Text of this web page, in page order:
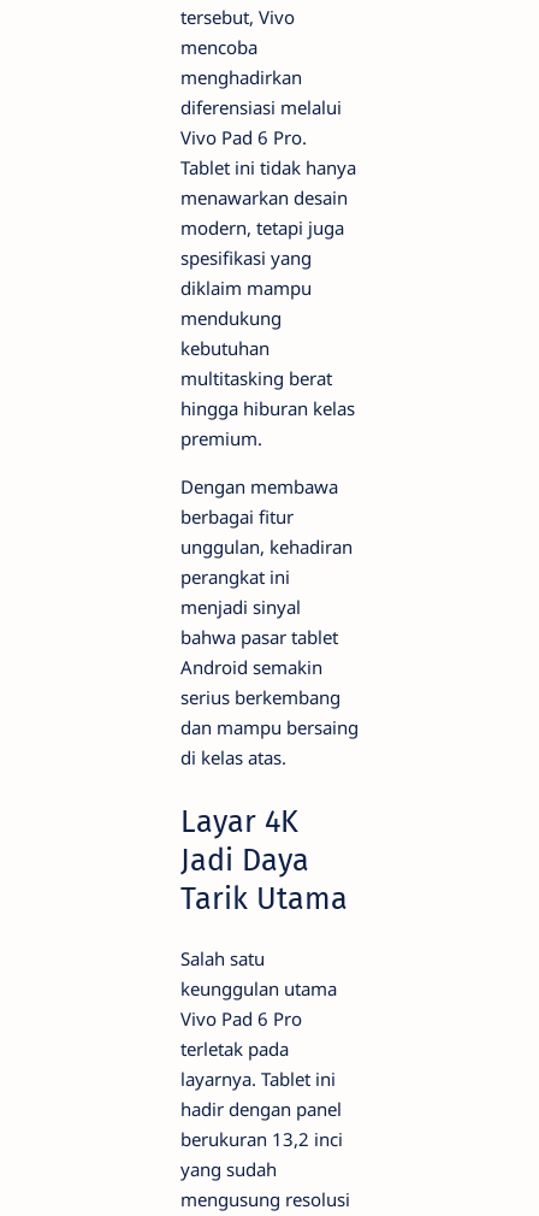
tersebut, Vivo
mencoba
menghadirkan
diferensiasi melalui
Vivo Pad 6 Pro.
Tablet ini tidak hanya
menawarkan desain
modern, tetapi juga
spesifikasi yang
diklaim mampu
mendukung
kebutuhan
multitasking berat
hingga hiburan kelas
premium.
Dengan membawa
berbagai fitur
unggulan, kehadiran
perangkat ini
menjadi sinyal
bahwa pasar tablet
Android semakin
serius berkembang
dan mampu bersaing
di kelas atas.
Layar 4K
Jadi Daya
Tarik Utama
Salah satu
keunggulan utama
Vivo Pad 6 Pro
terletak pada
layarnya. Tablet ini
hadir dengan panel
berukuran 13,2 inci
yang sudah
mengusung resolusi